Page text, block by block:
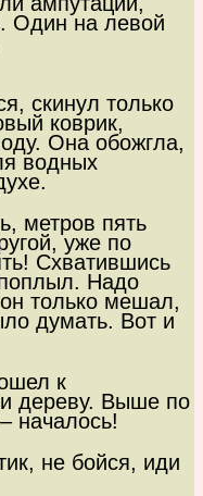
Один на левой
скинул только
коврик,
Она обожгла,
водных
метров пять
уже по
Схватившись
Надо
только мешал,
думать. Вот и
к
дереву. Выше по
началось!
не бойся, иди